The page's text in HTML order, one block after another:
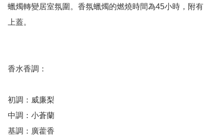
蠟燭轉變居室氛圍。香氛蠟燭的燃燒時間為45小時，附有
上蓋。
香水香調：
初調：威廉梨
中調：小蒼蘭
基調：廣藿香